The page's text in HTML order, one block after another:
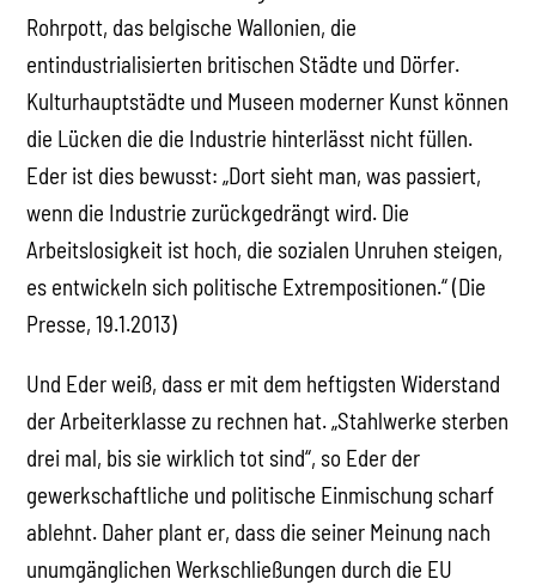
Rohrpott, das belgische Wallonien, die
entindustrialisierten britischen Städte und Dörfer.
Kulturhauptstädte und Museen moderner Kunst können
die Lücken die die Industrie hinterlässt nicht füllen.
Eder ist dies bewusst: „Dort sieht man, was passiert,
wenn die Industrie zurückgedrängt wird. Die
Arbeitslosigkeit ist hoch, die sozialen Unruhen steigen,
es entwickeln sich politische Extrempositionen.“ (Die
Presse, 19.1.2013)
Und Eder weiß, dass er mit dem heftigsten Widerstand
der Arbeiterklasse zu rechnen hat. „Stahlwerke sterben
drei mal, bis sie wirklich tot sind“, so Eder der
gewerkschaftliche und politische Einmischung scharf
ablehnt. Daher plant er, dass die seiner Meinung nach
unumgänglichen Werkschließungen durch die EU